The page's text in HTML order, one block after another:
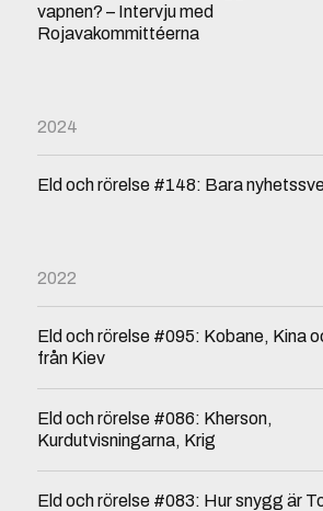
vapnen? – Intervju med
Rojavakommittéerna
2024
Eld och rörelse #148: Bara
2022
Eld och rörelse #095: Kobane, Kina
från Kiev
Eld och rörelse #086: Kherson,
Kurdutvisningarna, Krig
Eld och rörelse #083: Hur snygg är